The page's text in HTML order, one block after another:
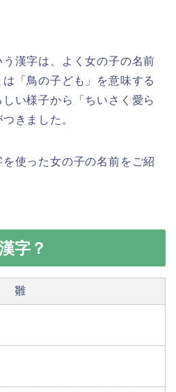
漢字は、よく女の子の名前
「鳥の子ども」を意味する
い様子から「ちいさく愛ら
きました。
使った女の子の名前をご紹
字？
雛